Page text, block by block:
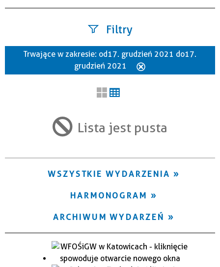
Filtry
Szukana fraza
Trwające w zakresie
Trwające w zakresie: od 17. grudzień 2021 do 17.
grudzień 2021
Lista jest pusta
WSZYSTKIE WYDARZENIA
HARMONOGRAM
ARCHIWUM WYDARZEŃ